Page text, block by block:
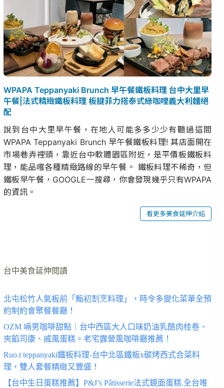
WPAPA Teppanyaki Brunch 早午餐鐵板料理 台中大里早
午餐|法式精緻鐵板料理 板腱菲力搭泰式綠咖哩義大利麵絕
配
說到台中大里早午餐，在地人可能多多少少有聽過這間
WPAPA Teppanyaki Brunch 早午餐鐵板料理! 其店面開在
市場巷弄裡頭，靠近台中軟體園區附近，是平價板鐵板料
理，能品嚐各種精緻路線的早午餐。 鐵板料理不稀奇，但
鐵板早午餐，GOOGLE一搜尋，你會發現幾乎只有WPAPA
的資訊。
看更多美食延伸介紹
台中美食延伸閱讀
北屯松竹人氣板前「鮨初割烹料理」，時令多變化菜單全預
約制約會聚餐餐廳！
OZM 啢男咖啡甜點｜台中西區大人口味奶油乳酪肉桂卷、
夾餡司康、戚風蛋糕。老宅露營風咖啡廳推薦！
Ruo.t teppanyaki鐵板料理-台中北區鐵板x碳烤西式合菜料
理，雙人套餐精緻又豐盛！
【台中生日蛋糕推薦】P&J’s Pâtisserie法式鏡面蛋糕.全台唯